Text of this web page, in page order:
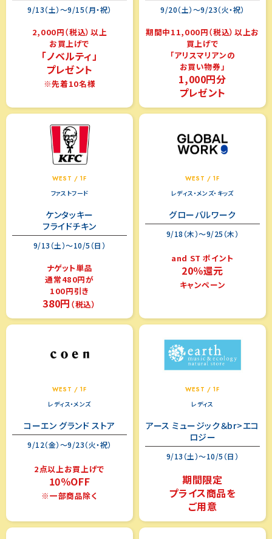
9/13（土）～9/15（月・祝）
2,000円（税込）以上
お買上げで
「ノベルティ」
プレゼント
※先着10名様
9/20（土）～9/23（火・祝）
期間中11,000円（税込）以上お
買上げで
「アリスマリアンの
お買い物券」
1,000円分
プレゼント
WEST / 1F
ファストフード
ケンタッキー
フライドチキン
9/13（土）～10/5（日）
ナゲット単品
通常480円が
100円引き
380円 （税込）
WEST / 1F
レディス・メンズ・キッズ
グローバルワーク
9/18（木）～9/25（木）
and ST ポイント
20％還元
キャンペーン
WEST / 1F
レディス・メンズ
コーエン グランド ストア
9/12（金）～9/23（火・祝）
2点以上お買上げで
10％OFF
※一部商品除く
WEST / 1F
レディス
アース ミュージック＆br>エコ
ロジー
9/13（土）～10/5（日）
期間限定
プライス商品を
ご用意